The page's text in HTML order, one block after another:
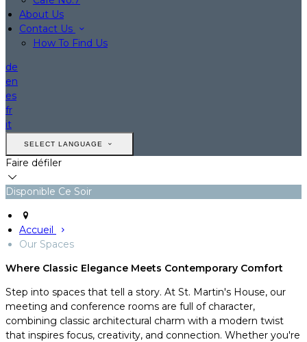
About Us
Contact Us
How To Find Us
de
en
es
fr
it
SELECT LANGUAGE
Faire défiler
Disponible Ce Soir
Accueil
Our Spaces
Where Classic Elegance Meets Contemporary Comfort
Step into spaces that tell a story. At St. Martin's House, our
meeting and conference rooms are full of character,
combining classic architectural charm with a modern twist
that inspires focus, creativity, and connection. Whether you're